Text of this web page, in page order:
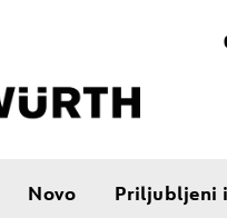
Novo Priljubljeni